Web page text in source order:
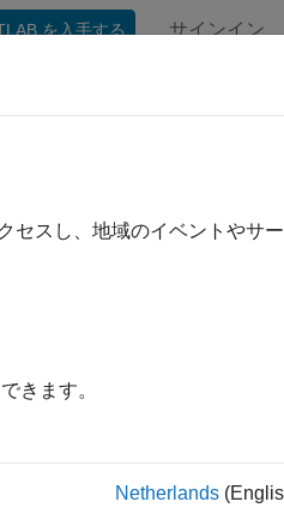
を入手する サインイン
セスし、地域のイベントやサ
きます。
Netherlands